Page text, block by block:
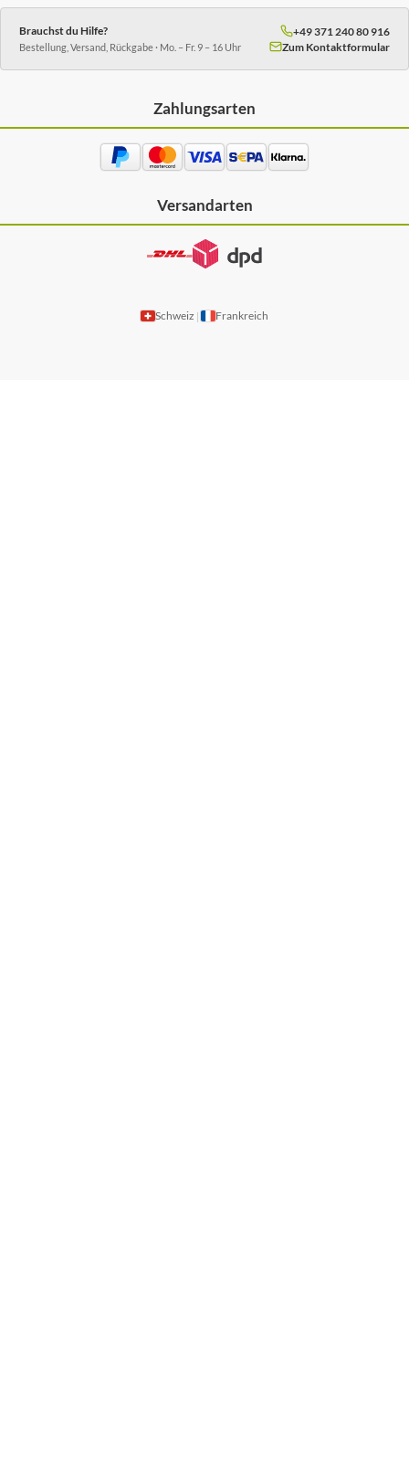
Brauchst du Hilfe?
Bestellung, Versand, Rückgabe · Mo. – Fr. 9 – 16 Uhr
+49 371 240 80 916
Zum Kontaktformular
Zahlungsarten
Versandarten
Schweiz | Frankreich